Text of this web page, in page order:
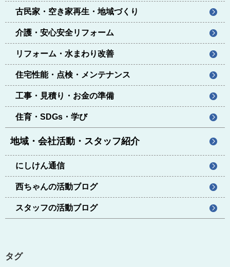
古民家・空き家再生・地域づくり
介護・安心安全リフォーム
リフォーム・水まわり改善
住宅性能・点検・メンテナンス
工事・見積り・お金の準備
住育・SDGs・学び
地域・会社活動・スタッフ紹介
にしけん通信
西ちゃんの活動ブログ
スタッフの活動ブログ
タグ